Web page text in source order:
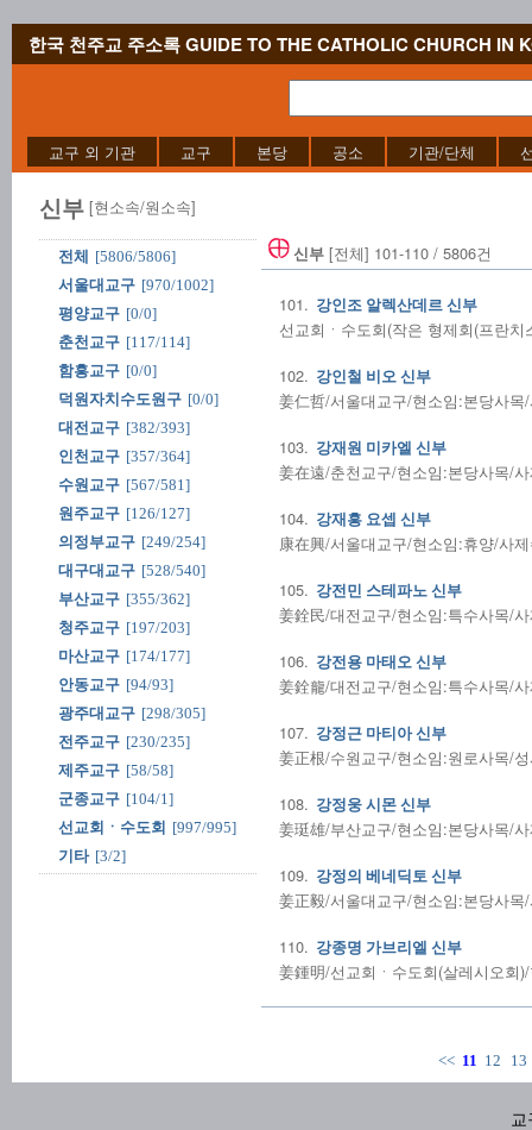
한국 천주교 주소록 GUIDE TO THE CATHOLIC CHURCH IN
교구 외 기관 교구 본당 공소 기관/단체
신부 [현소속/원소속]
전체
[5806/5806]
서울대교구 [970/1002]
평양교구 [0/0]
춘천교구 [117/114]
함흥교구 [0/0]
덕원자치수도원구 [0/0]
대전교구 [382/393]
인천교구 [357/364]
수원교구 [567/581]
원주교구 [126/127]
의정부교구 [249/254]
대구대교구 [528/540]
부산교구 [355/362]
청주교구 [197/203]
마산교구 [174/177]
안동교구 [94/93]
광주대교구 [298/305]
전주교구 [230/235]
제주교구 [58/58]
군종교구 [104/1]
선교회ㆍ수도회 [997/995]
기타 [3/2]
신부 [전체] 101-110 / 5806건
101. 강인조 알렉산데르 신부
선교회ㆍ수도회(작은 형제회(프란
102. 강인철 비오 신부
姜仁哲/서울대교구/현소임:본당사목
103. 강재원 미카엘 신부
姜在遠/춘천교구/현소임:본당사목/
104. 강재흥 요셉 신부
康在興/서울대교구/현소임:휴양/사
105. 강전민 스테파노 신부
姜銓民/대전교구/현소임:특수사목/
106. 강전용 마태오 신부
姜銓龍/대전교구/현소임:특수사목/
107. 강정근 마티아 신부
姜正根/수원교구/현소임:원로사목/
108. 강정웅 시몬 신부
姜珽雄/부산교구/현소임:본당사목/
109. 강정의 베네딕토 신부
姜正毅/서울대교구/현소임:본당사목
110. 강종명 가브리엘 신부
姜鍾明/선교회ㆍ수도회(살레시오회
<< 11 12 13
교